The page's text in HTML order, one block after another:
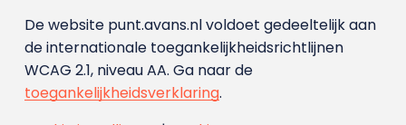
De website punt.avans.nl voldoet gedeeltelijk aan
de internationale toegankelijkheidsrichtlijnen
WCAG 2.1, niveau AA. Ga naar de
toegankelijkheidsverklaring.